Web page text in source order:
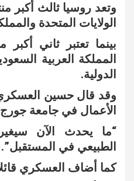
وتعد روسيا ثالث أكبر
الولايات المتحدة
بينما تعتبر ثاني
المملكة العربية
الدولية.
وقد قال حسين العسكري
الأعمال في جامعة
“ما يحدث الآن
الطبيعي في المستقبل”.
كما أضاف العسكري